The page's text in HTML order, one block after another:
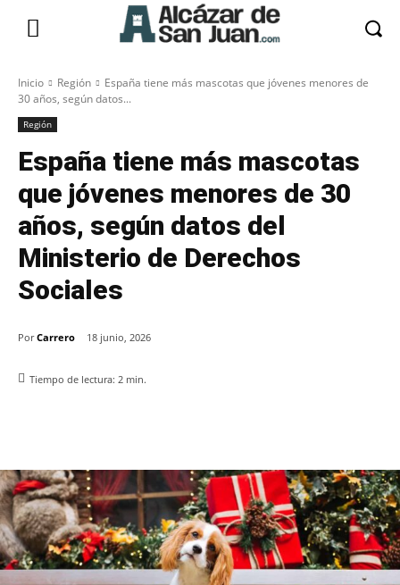
Inicio Región
España tiene más mascotas que jóvenes menores de
30 años, según datos...
Región
España tiene más mascotas
que jóvenes menores de 30
años, según datos del
Ministerio de Derechos
Sociales
Por Carrero 18 junio, 2026
Tiempo de lectura: 2 min.